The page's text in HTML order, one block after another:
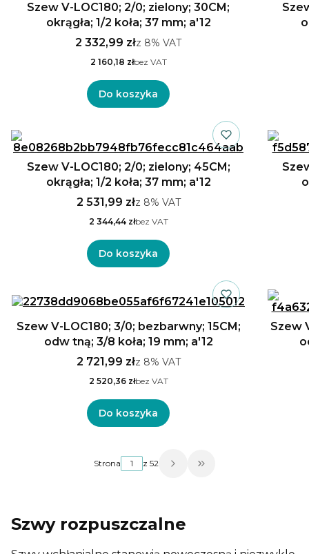
Szew V-LOC180; 2/0; zielony; 30CM;
okrągła; 1/2 koła; 37 mm; a'12
2 332,99 złz 8% VAT
2 160,18 złbez VAT
Do koszyka
Szew V-LOC180; 2/0; zielony; 45CM;
okrągła; 1/2 koła; 37 mm; a'12
2 531,99 złz 8% VAT
2 344,44 złbez VAT
Do koszyka
Szew V-LOC180; 3/0; bezbarwny; 15CM;
odw tną; 3/8 koła; 19 mm; a'12
2 721,99 złz 8% VAT
2 520,36 złbez VAT
Do koszyka
Szew
Strona z 52 Przejdź do ostatniej
Szwy rozpuszczalne